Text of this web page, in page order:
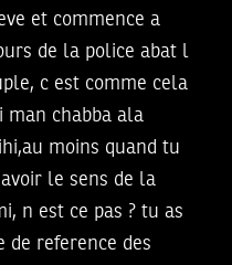
et commence a
de la police abat l
c est comme cela
man chabba ala
moins quand tu
le sens de la
n est ce pas ? tu as
de reference des